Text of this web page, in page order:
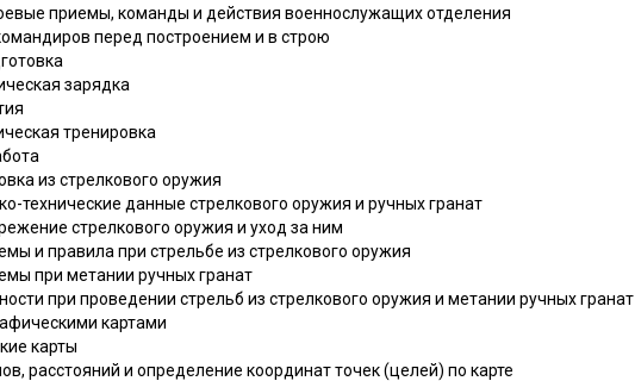
приемы, команды и действия военнослужащих отделения
перед построением и в строю
зарядка
тренировка
из стрелкового оружия
технические данные стрелкового оружия и ручных гранат
стрелкового оружия и уход за ним
и правила при стрельбе из стрелкового оружия
при метании ручных гранат
при проведении стрельб из стрелкового оружия и метании ручных гранат
картами
карты
расстояний и определение координат точек (целей) по карте